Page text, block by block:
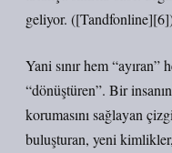
geliyor.
Yani sınır hem
“dönüştüren”. Bir
korumasını sağlayan
buluşturan, yeni